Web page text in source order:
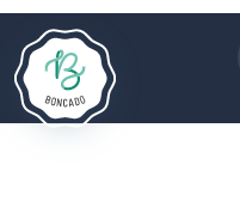
einer Beeinträchtigung
Deaktivierung
Andere Cookies werden
verwendet.Cookies